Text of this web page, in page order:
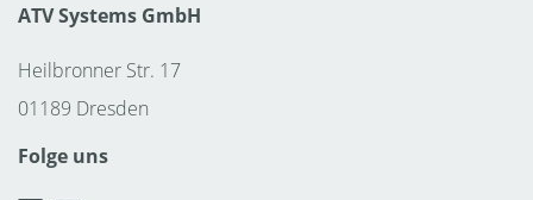
ATV Systems GmbH
Heilbronner Str. 17
01189 Dresden
Folge uns